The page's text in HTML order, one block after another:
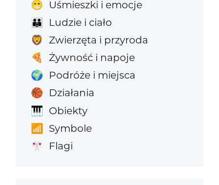
😁 Uśmieszki i emocje
👪 Ludzie i ciało
🦁 Zwierzęta i przyroda
🍕 Żywność i napoje
🌍 Podróże i miejsca
🏀 Działania
🎹 Obiekty
📶 Symbole
🎌 Flagi